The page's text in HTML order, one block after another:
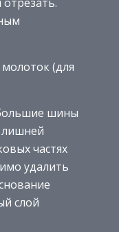
(для
шины
лишней
частях
удалить
слой